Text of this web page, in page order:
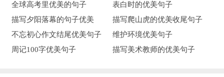
全球高考里优美的句子
表白时的优美句子
描写夕阳落幕的句子优美
描写爬山虎的优美收尾句子
不忘初心作文结尾优美句子
维护环境优美句子
周记100字优美句子
描写美术教师的优美句子